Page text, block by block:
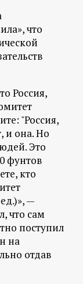
что
Россия,
"Россия,
и она. Но
Это
фунтов
кто
—
что сам
поступил
на
отдав